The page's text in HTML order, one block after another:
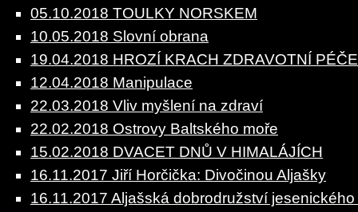
05.10.2018 TOULKY NORSKEM
10.05.2018 Slovní obrana
19.04.2018 HROZÍ KRACH ZDRAVOTNÍ
12.04.2018 Manipulace
22.03.2018 Vliv myšlení na zdraví
22.02.2018 Ostrovy Baltského moře
15.02.2018 DVACET DNŮ V HIMALÁJÍCH
16.11.2017 Jiří Horčička: Divočinou Aljašky
16.11.2017 Aljašská dobrodružství